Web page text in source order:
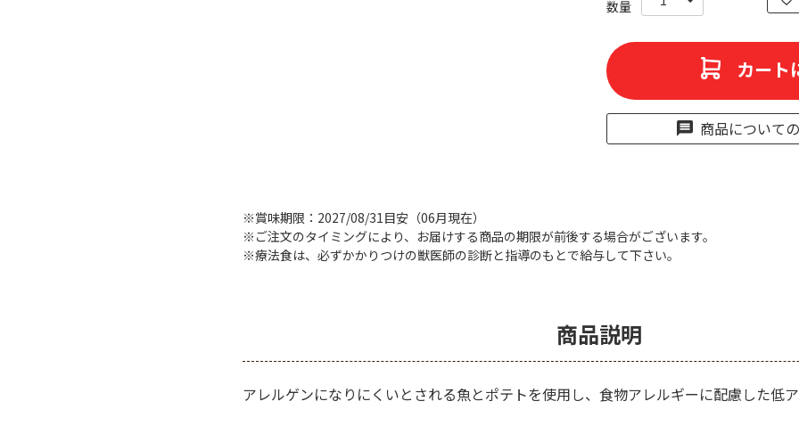
カート
商品について
※賞味期限：2027/08/31目安（06月現在）
※ご注文のタイミングにより、お届けする商品の期限が前後する場合がございます。
※療法食は、必ずかかりつけの獣医師の診断と指導のもとで給与して下さい。
商品説明
アレルゲンになりにくいとされる魚とポテトを使用し、食物アレルギーに配慮した低